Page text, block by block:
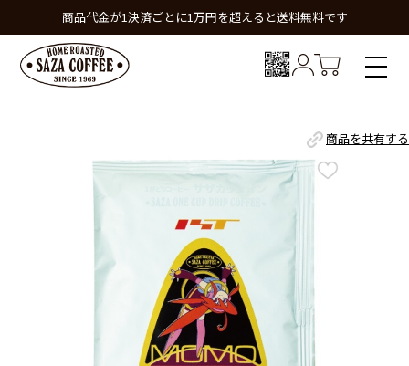
商品代金が1決済ごとに1万円を超えると送料無料です
商品を共有する